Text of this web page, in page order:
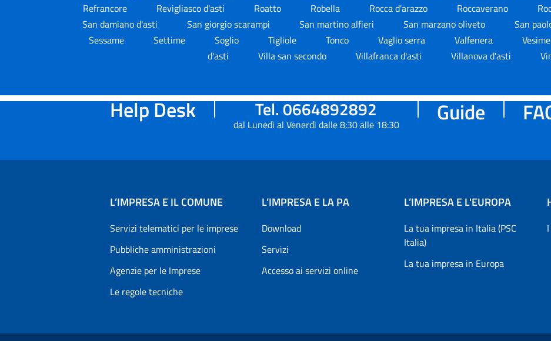
Refrancore
Revigliasco d'asti Roatto Robella Rocca d'arazzo Roccaverano
San damiano d'asti
San giorgio scarampi San martino alfieri San marzano oliveto San
Sessame
Settime Soglio Tigliole Tonco Vaglio serra Valfenera Vesime
d'asti
Villa san secondo Villafranca d'asti Villanova d'asti
Help Desk Tel. 0664892892
dal Lunedì al Venerdì dalle 8:30 alle 18:30 Guide
L’IMPRESA E IL COMUNE
Servizi telematici per le imprese
Pubbliche amministrazioni
Agenzie per le Imprese
Le regole tecniche
L’IMPRESA E LA PA
Download
Servizi
Accesso ai servizi online
L’IMPRESA E L'EUROPA
La tua impresa in Italia (PSC
Italia)
La tua impresa in Europa